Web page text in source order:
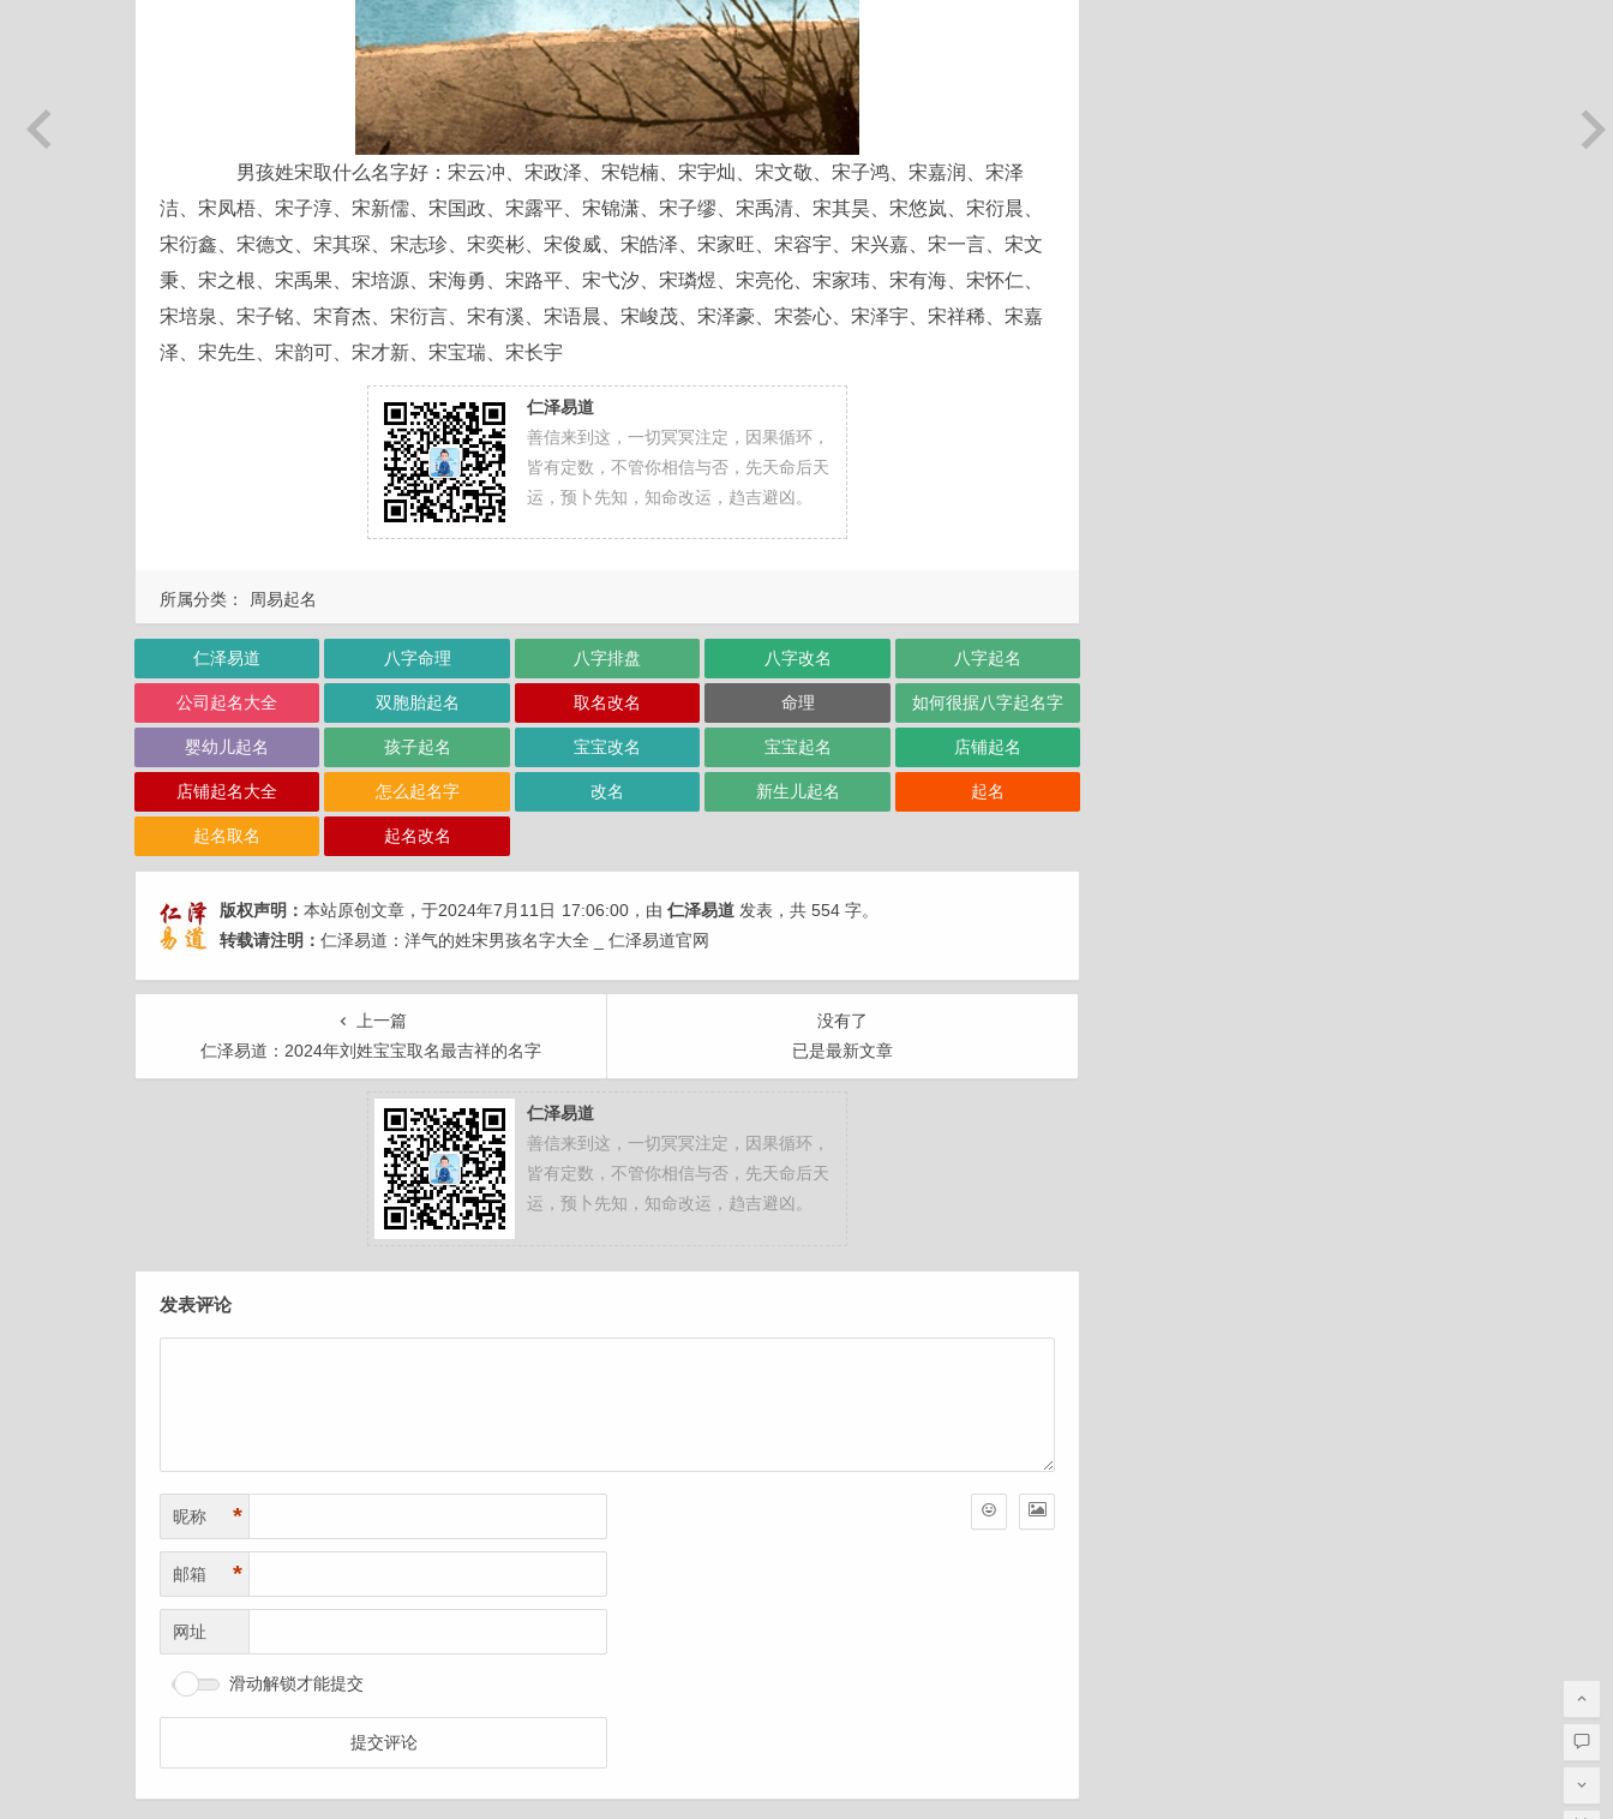
男孩姓宋取什么名字好：宋云冲、宋政泽、宋铠楠、宋宇灿、宋文敬、宋子鸿、宋嘉润、宋泽
洁、宋凤梧、宋子淳、宋新儒、宋国政、宋露平、宋锦潇、宋子缪、宋禹清、宋其昊、宋悠岚、宋衍晨、
宋衍鑫、宋德文、宋其琛、宋志珍、宋奕彬、宋俊威、宋皓泽、宋家旺、宋容宇、宋兴嘉、宋一言、宋文
秉、宋之根、宋禹果、宋培源、宋海勇、宋路平、宋弋汐、宋璘煜、宋亮伦、宋家玮、宋有海、宋怀仁、
宋培泉、宋子铭、宋育杰、宋衍言、宋有溪、宋语晨、宋峻茂、宋泽豪、宋荟心、宋泽宇、宋祥稀、宋嘉
泽、宋先生、宋韵可、宋才新、宋宝瑞、宋长宇
仁泽易道
善信来到这，一切冥冥注定，因果循环，
皆有定数，不管你相信与否，先天命后天
运，预卜先知，知命改运，趋吉避凶。
所属分类： 周易起名
仁泽易道 八字命理 八字排盘 八字改名 八字起名
公司起名大全 双胞胎起名 取名改名 命理 如何很据八字起名字
婴幼儿起名 孩子起名 宝宝改名 宝宝起名 店铺起名
店铺起名大全 怎么起名字 改名 新生儿起名 起名
起名取名 起名改名
版权声明： 本站原创文章，于2024年7月11日 17:06:00 ，由 仁泽易道 发表，共 554 字。
转载请注明： 仁泽易道：洋气的姓宋男孩名字大全 _ 仁泽易道官网
上一篇
仁泽易道：2024年刘姓宝宝取名最吉祥的名字
没有了
已是最新文章
仁泽易道
善信来到这，一切冥冥注定，因果循环，
皆有定数，不管你相信与否，先天命后天
运，预卜先知，知命改运，趋吉避凶。
发表评论
昵称 *
邮箱 *
网址
滑动解锁才能提交